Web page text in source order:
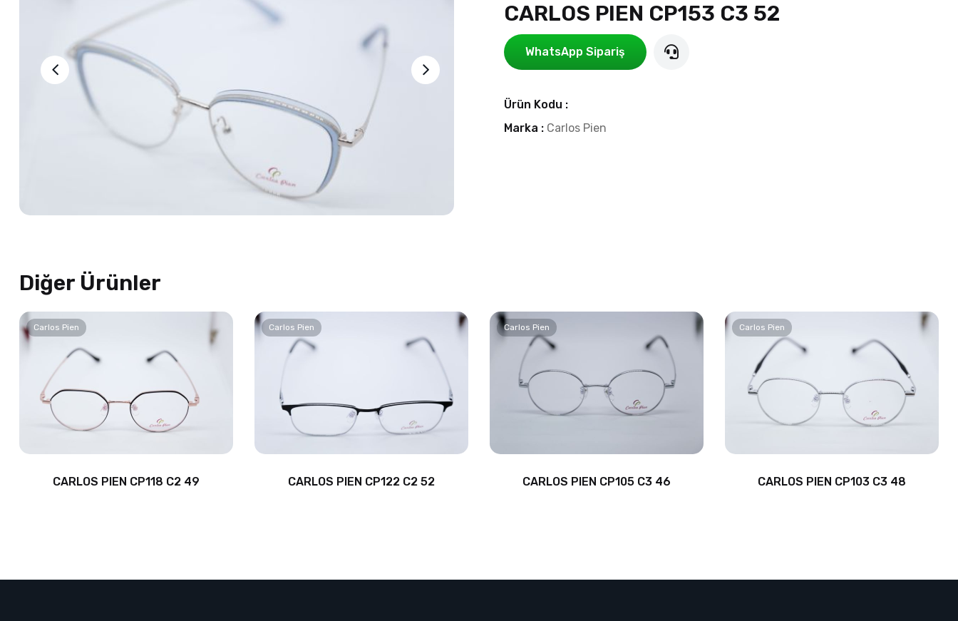
CARLOS PIEN CP153 C3 52
WhatsApp Sipariş
Ürün Kodu :
Marka : Carlos Pien
Diğer Ürünler
Carlos Pien
CARLOS PIEN CP118 C2 49
Carlos Pien
CARLOS PIEN CP122 C2 52
Carlos Pien
CARLOS PIEN CP105 C3 46
Carlos Pien
CARLOS PIEN CP103 C3 48